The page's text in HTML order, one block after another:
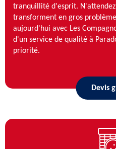
tranquillité d'esprit. N'attendez
transforment en gros
aujourd'hui avec Les
d'un service de qualité à
priorité.
Devis